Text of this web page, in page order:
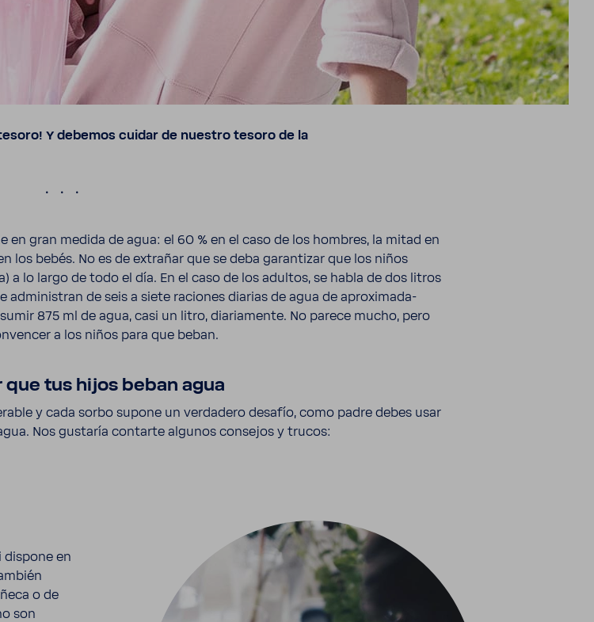
Y debemos cuidar de nuestro tesoro de la
.
gran medida de agua: el 60 % en el caso de los hombres, la mitad en
los bebés. No es de extrañar que se deba garan­tizar que los niños
lo largo de todo el día. En el caso de los adultos, se habla de dos litros
admi­nis­tran de seis a siete raciones diarias de agua de apro­xi­ma­da­
875 ml de agua, casi un litro, diaria­mente. No parece mucho, pero
a los niños para que beban.
tus hijos beban agua
y cada sorbo supone un verda­dero desafío, como padre debes usar
Nos gustaría contarte algunos consejos y trucos:
dispone en
o de
son